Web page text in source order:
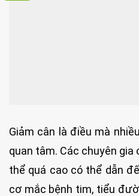
Giảm cân là điều mà
quan tâm. Các chuyên gia
thể quá cao có thể dẫn
cơ mắc bệnh tim, tiểu